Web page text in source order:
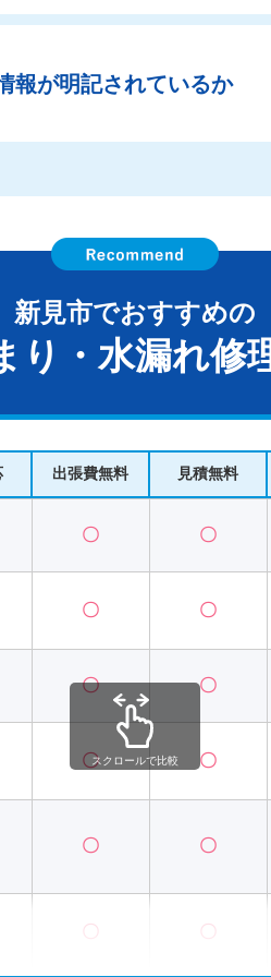
報が明記されているか
新見市でおすすめの
り・水漏れ修
出張費無料 見積無料
〇 〇
〇 〇
〇 〇
〇 〇
〇 〇
〇 〇
スクロールで比較